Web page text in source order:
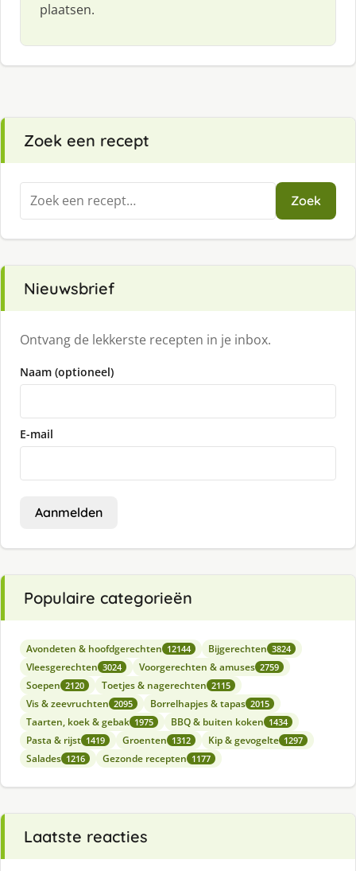
plaatsen.
Zoek een recept
Zoeken
naar:
Zoek
Nieuwsbrief
Ontvang de lekkerste recepten in je inbox.
Naam (optioneel)
E-mail
Aanmelden
Populaire categorieën
Avondeten & hoofdgerechten 12144 Bijgerechten 3824
Vleesgerechten 3024 Voorgerechten & amuses 2759
Soepen 2120 Toetjes & nagerechten 2115
Vis & zeevruchten 2095 Borrelhapjes & tapas 2015
Taarten, koek & gebak 1975 BBQ & buiten koken 1434
Pasta & rijst 1419 Groenten 1312 Kip & gevogelte 1297
Salades 1216 Gezonde recepten 1177
Laatste reacties